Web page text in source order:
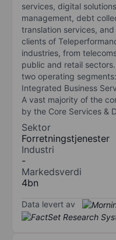
services, digital
management, debt
translation services,
clients of
industries, from
public and retail
two operating
Integrated Business
A vast majority of the
by the Core Services &
Sektor
Forretningstjenester
Industri
-
Markedsverdi
4bn
Data levert av